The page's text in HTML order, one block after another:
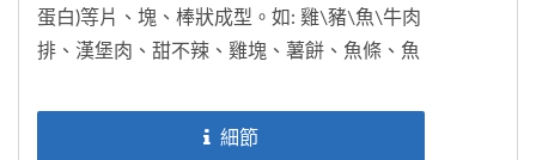
蛋白)等片、塊、棒狀成型。如: 雞\豬\魚\牛肉
排、漢堡肉、甜不辣、雞塊、薯餅、魚條、魚
細節